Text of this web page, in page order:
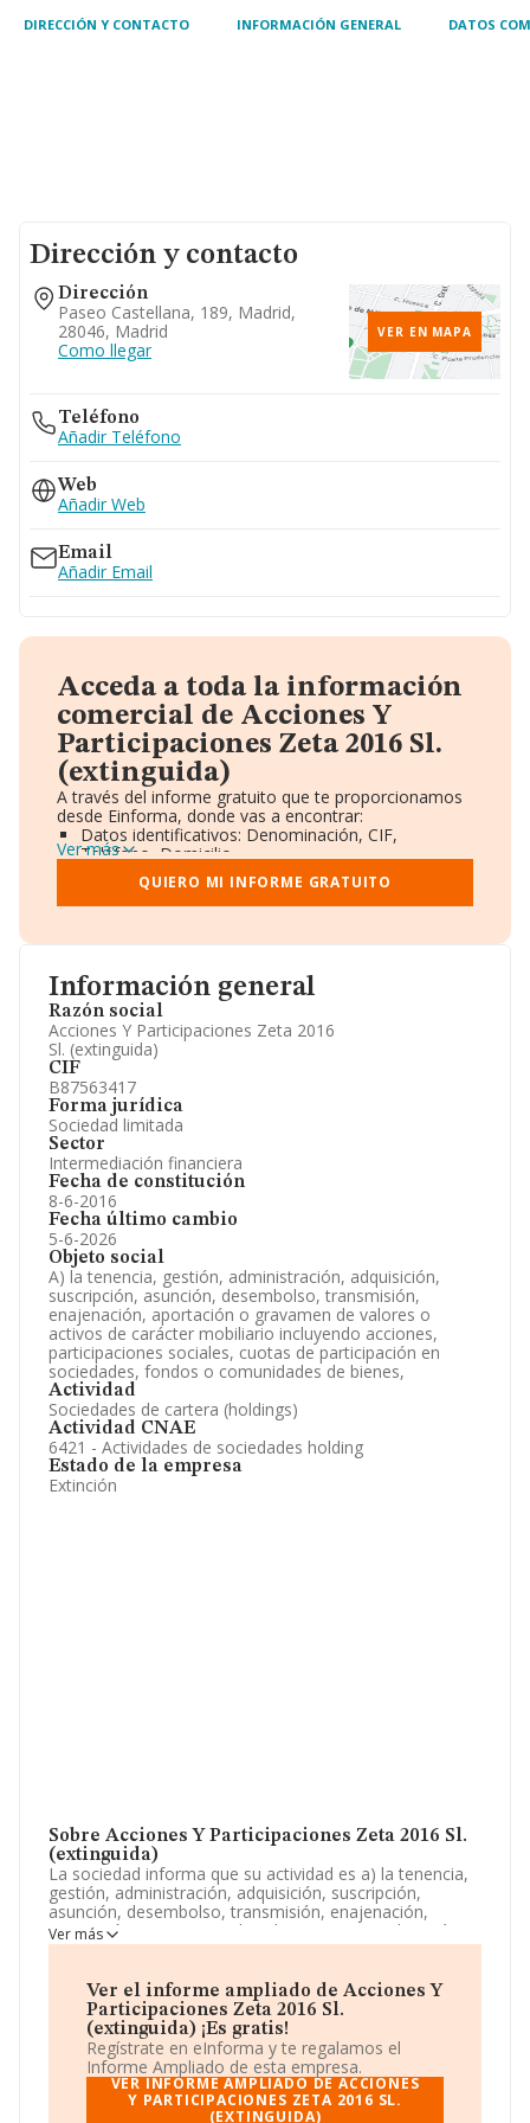
comunidades de bienes,
DIRECCIÓN Y CONTACTO INFORMACIÓN GENERAL DATOS
Información general
Razón social
Acciones Y Participaciones Zeta 2016
Sl. (extinguida)
CIF
B87563417
Forma jurídica
Sociedad limitada
Sector
Intermediación financiera
Fecha de constitución
8-6-2016
Fecha último cambio
5-6-2026
Objeto social
A) la tenencia, gestión, administración, adquisición,
suscripción, asunción, desembolso, transmisión,
enajenación, aportación o gravamen de valores o
activos de carácter mobiliario incluyendo acciones,
participaciones sociales, cuotas de participación en
sociedades, fondos o comunidades de bienes,
Actividad
Sociedades de cartera (holdings)
Actividad CNAE
6421 - Actividades de sociedades holding
Estado de la empresa
Extinción
Sobre Acciones Y Participaciones Zeta 2016 Sl.
(extinguida)
La sociedad informa que su actividad es a) la tenencia,
gestión, administración, adquisición, suscripción,
asunción, desembolso, transmisión, enajenación,
aportación o gravamen de valores o activos de carácter
mobiliario incluyendo acciones, participaciones sociales,
comunidades de bienes,. La sociedad está inscrita en el
Registro Mercantil como Sociedad Limitada. Clasifica su
actividad CNAE como '%cnae%', código 6421. La
sociedad no tiene actividad en mercados exteriores.
La compañíaAcciones y Participaciones Zeta 2016
S.L. (extinguida), con NIF B87563417, tiene su
Ver más
Ver el informe ampliado de Acciones Y
Participaciones Zeta 2016 Sl.
(extinguida) ¡Es gratis!
Regístrate en eInforma y te regalamos el
Informe Ampliado de esta empresa.
VER INFORME AMPLIADO DE ACCIONES
Y PARTICIPACIONES ZETA 2016 SL.
(EXTINGUIDA)
Dirección y contacto
Dirección
Paseo Castellana, 189, Madrid,
28046, Madrid
Como llegar
VER EN MAPA
Teléfono
Añadir Teléfono
Web
Añadir Web
Email
Añadir Email
Acceda a toda la información
comercial de Acciones Y
Participaciones Zeta 2016 Sl.
(extinguida)
A través del informe gratuito que te proporcionamos
desde Einforma, donde vas a encontrar:
Datos identificativos: Denominación, CIF,
Teléfono, Domicilio.
Informe Mercantil Completo (BORME).
Gráficos de Evolución Ventas y Empleados.
Consejo de Administración y Administradores.
Accionistas.
Artículos de prensa publicados sobre la empresa.
Información oficial y registral complementaria.
Ver más
QUIERO MI INFORME GRATUITO